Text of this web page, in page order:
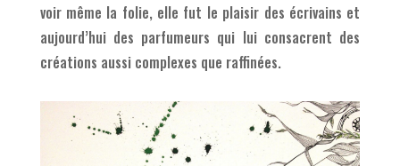
voir même la folie, elle fut le plaisir des écrivains et
aujourd’hui des parfumeurs qui lui consacrent des
créations aussi complexes que raffinées.